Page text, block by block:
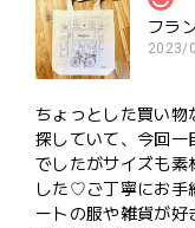
2023/
ちょっとした買い物
探していて、今回一
でしたがサイズも素
した♡ご丁寧にお手
ートの服や雑貨が好